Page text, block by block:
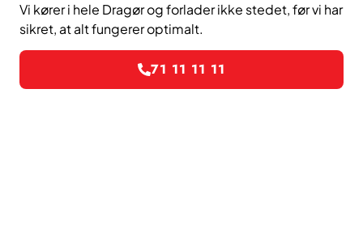
Vi kører i hele Dragør og forlader ikke stedet, før vi har
sikret, at alt fungerer optimalt.
71 11 11 11